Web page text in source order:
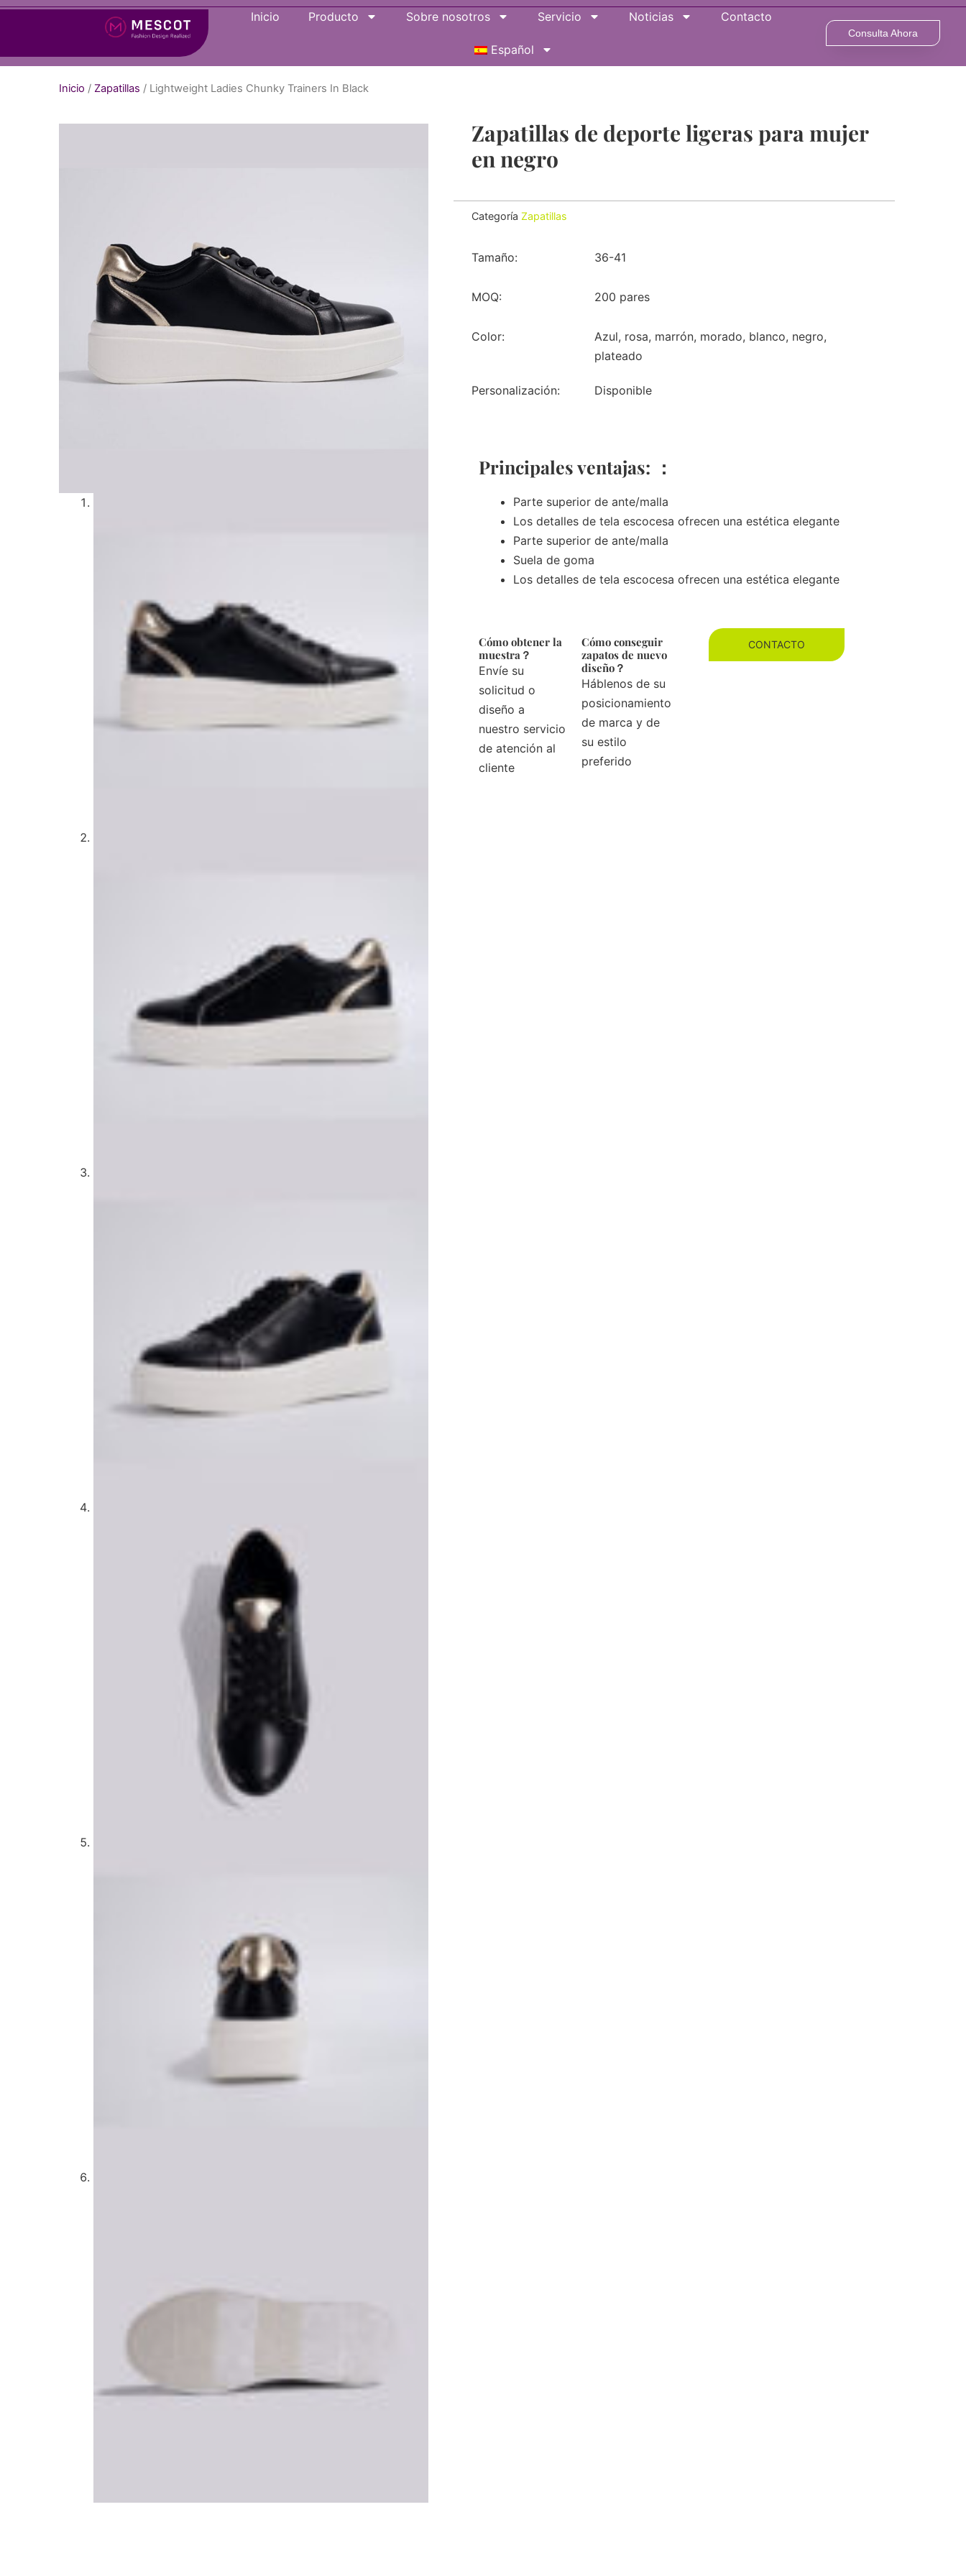
Inicio Producto Sobre nosotros Servicio Noticias Contacto
Español
Consulta Ahora
Inicio / Zapatillas / Lightweight Ladies Chunky Trainers In Black
Zapatillas de deporte ligeras para mujer
en negro
Categoría Zapatillas
Tamaño: 36-41
MOQ: 200 pares
Color:
Azul, rosa, marrón, morado, blanco, negro,
plateado
Personalización: Disponible
Principales ventajas: ：
Parte superior de ante/malla
Los detalles de tela escocesa ofrecen una estética elegante
Parte superior de ante/malla
Suela de goma
Los detalles de tela escocesa ofrecen una estética elegante
Cómo obtener la
muestra？
Envíe su
solicitud o
diseño a
nuestro servicio
de atención al
cliente
Cómo conseguir
zapatos de nuevo
diseño？
Háblenos de su
posicionamiento
de marca y de
su estilo
preferido
CONTACTO